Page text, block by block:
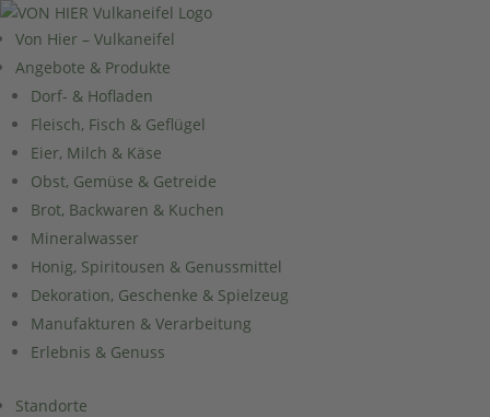
Von Hier – Vulkaneifel
Angebote & Produkte
Dorf- & Hofladen
Fleisch, Fisch & Geflügel
Eier, Milch & Käse
Obst, Gemüse & Getreide
Brot, Backwaren & Kuchen
Mineralwasser
Honig, Spiritousen & Genussmittel
Dekoration, Geschenke & Spielzeug
Manufakturen & Verarbeitung
Erlebnis & Genuss
Standorte